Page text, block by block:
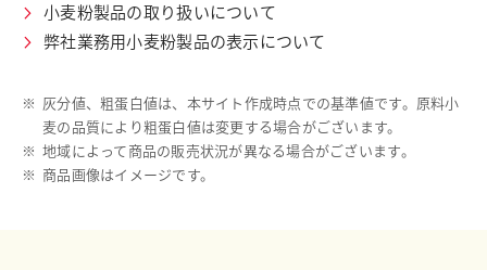
小麦粉製品の取り扱いについて
弊社業務用小麦粉製品の表示について
※ 灰分値、粗蛋白値は、本サイト作成時点での基準値です。原料小
麦の品質により粗蛋白値は変更する場合がございます。
※ 地域によって商品の販売状況が異なる場合がございます。
※ 商品画像はイメージです。